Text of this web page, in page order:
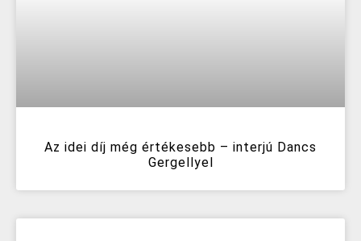
Az idei díj még értékesebb – interjú Dancs
Gergellyel